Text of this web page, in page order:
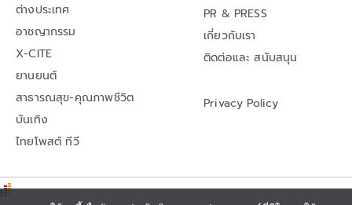
ต่างประเทศ
อาชญากรรม
X-CITE
ยานยนต์
สาธารณสุข-คุณภาพชีวิต
บันเทิง
ไทยโพสต์ ทีวี
PR & PRESS
เกี่ยวกับเรา
ติดต่อและ สนับสนุน
Privacy Policy